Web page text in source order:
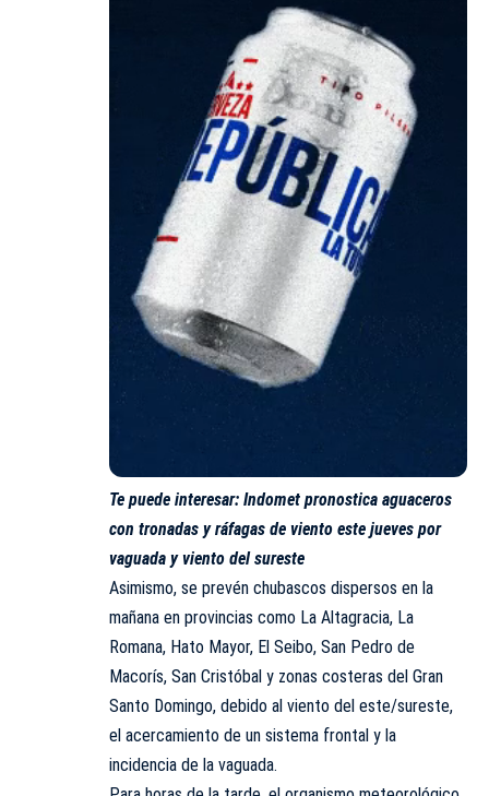
Te puede interesar: Indomet pronostica aguaceros
con tronadas y ráfagas de viento este jueves por
vaguada y viento del sureste
Asimismo, se prevén chubascos dispersos en la
mañana en provincias como La Altagracia, La
Romana, Hato Mayor, El Seibo, San Pedro de
Macorís, San Cristóbal y zonas costeras del Gran
Santo Domingo, debido al viento del este/sureste,
el acercamiento de un sistema frontal y la
incidencia de la vaguada.